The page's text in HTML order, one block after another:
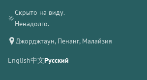
🔆
Скрыто на виду.
Ненадолго.
Джорджтаун, Пенанг, Малайзия
English中文Русский